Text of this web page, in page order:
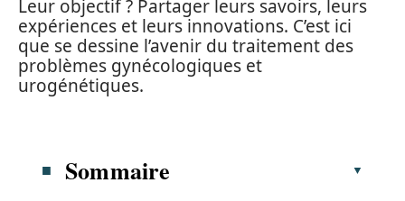
Leur objectif ? Partager leurs savoirs, leurs
expériences et leurs innovations. C’est ici
que se dessine l’avenir du traitement des
problèmes gynécologiques et
urogénétiques.
Sommaire